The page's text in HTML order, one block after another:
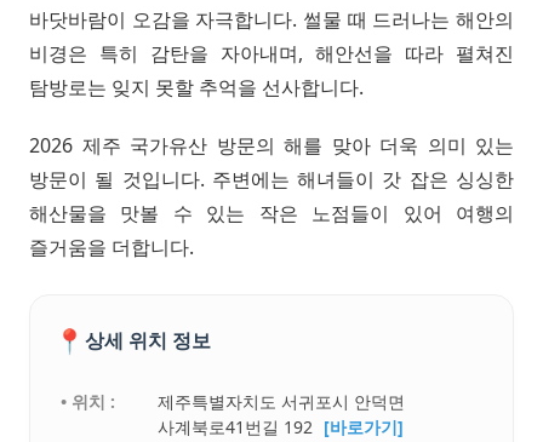
바닷바람이 오감을 자극합니다. 썰물 때 드러나는 해안의
비경은 특히 감탄을 자아내며, 해안선을 따라 펼쳐진
탐방로는 잊지 못할 추억을 선사합니다.
2026 제주 국가유산 방문의 해를 맞아 더욱 의미 있는
방문이 될 것입니다. 주변에는 해녀들이 갓 잡은 싱싱한
해산물을 맛볼 수 있는 작은 노점들이 있어 여행의
즐거움을 더합니다.
📍 상세 위치 정보
• 위치 :
제주특별자치도 서귀포시 안덕면
사계북로41번길 192 [바로가기]